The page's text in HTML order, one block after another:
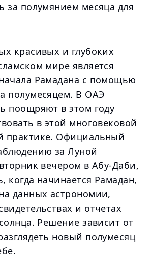
за полумянием месяца для
красивых и глубоких
мире является
Рамадана с помощью
полумесяцем. В ОАЭ
поощряют в этом году
в этой многовековой
практике. Официальный
за Луной
вечером в Абу-Даби,
когда начинается Рамадан,
данных астрономии,
и отчетах
Решение зависит от
новый полумесяц